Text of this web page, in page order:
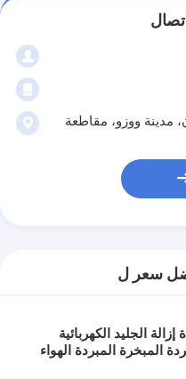
مدينة ووزو، مقاطعة
سعر ل
إزالة الجليد الكهربائية
المبخرة المبردة الهواء